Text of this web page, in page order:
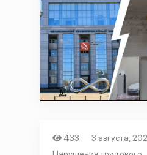
433
3 августа,